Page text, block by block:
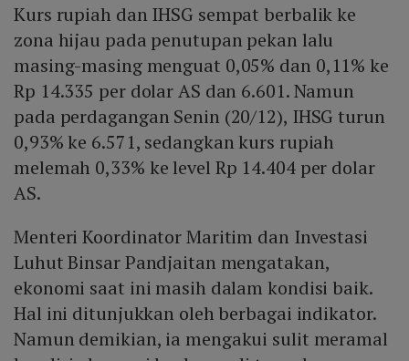
Kurs rupiah dan IHSG sempat berbalik ke
zona hijau pada penutupan pekan lalu
masing-masing menguat 0,05% dan 0,11% ke
Rp 14.335 per dolar AS dan 6.601. Namun
pada perdagangan Senin (20/12), IHSG turun
0,93% ke 6.571, sedangkan kurs rupiah
melemah 0,33% ke level Rp 14.404 per dolar
AS.
Menteri Koordinator Maritim dan Investasi
Luhut Binsar Pandjaitan mengatakan,
ekonomi saat ini masih dalam kondisi baik.
Hal ini ditunjukkan oleh berbagai indikator.
Namun demikian, ia mengakui sulit meramal